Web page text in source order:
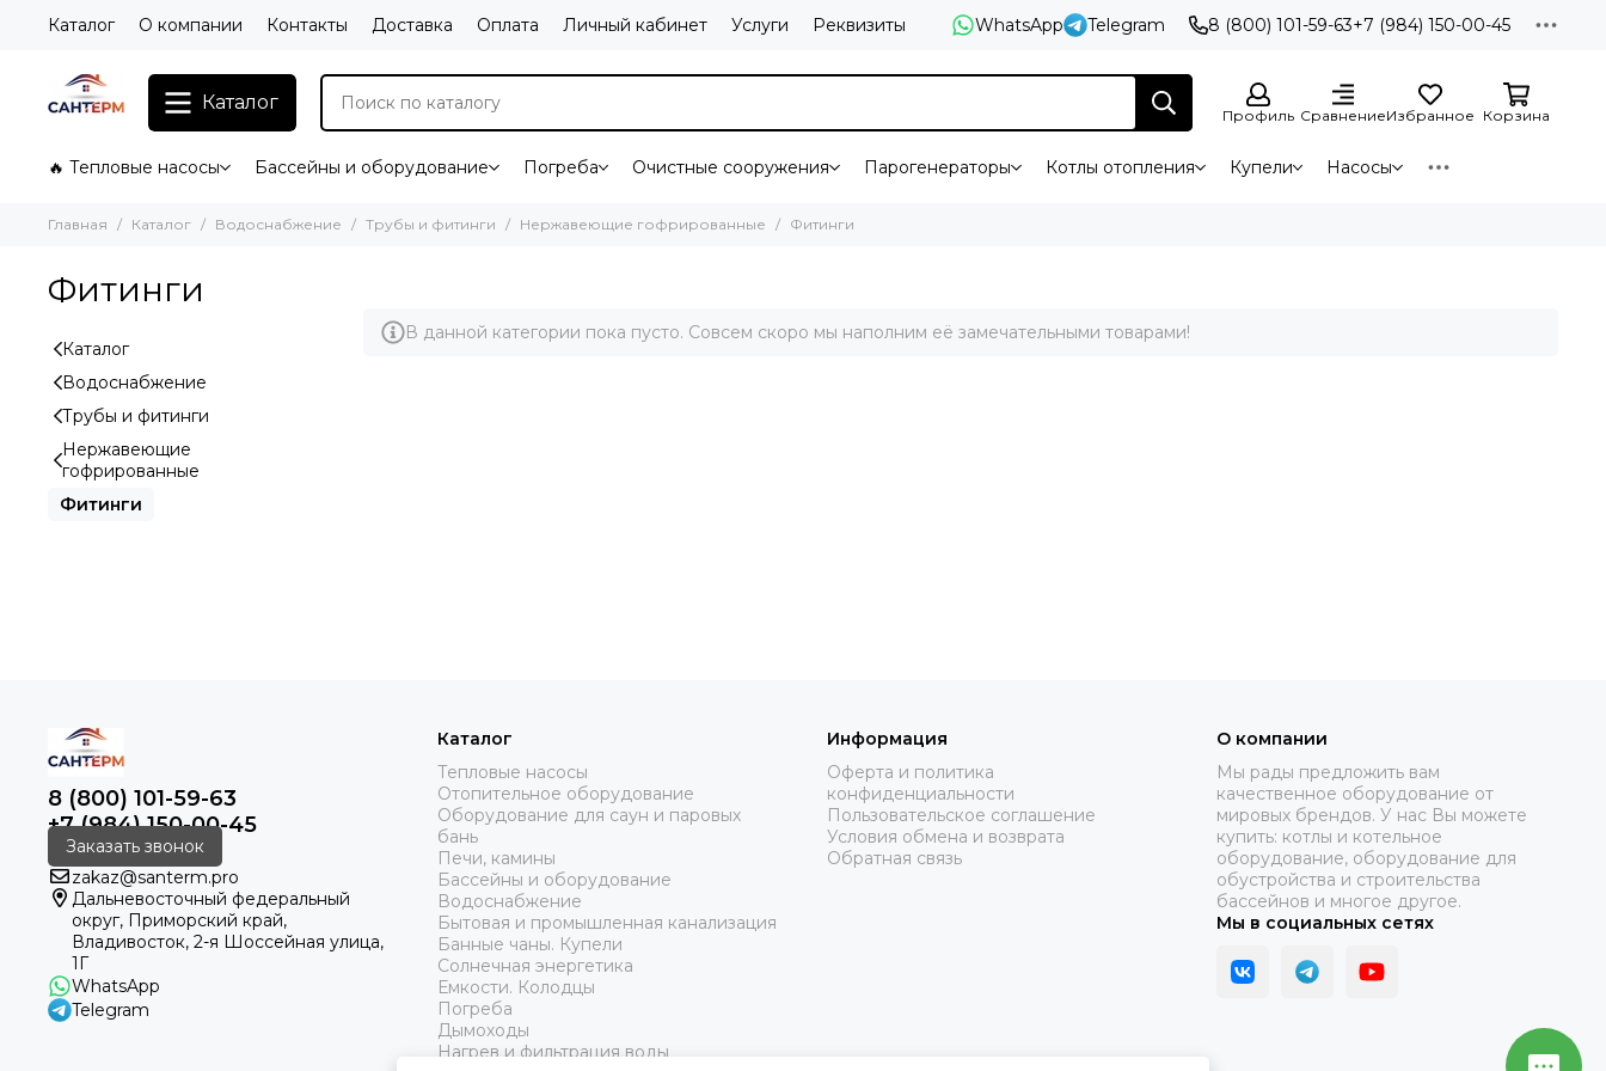
Каталог О компании Контакты Доставка Оплата Личный кабинет Услуги Реквизиты WhatsApp Telegram 8 (800) 101-59-63+7 (984) 150-00-45
Каталог
Профиль СравнениеИзбранное Корзина
🔥 Тепловые насосы Бассейны и оборудование Погреба Очистные сооружения Парогенераторы Котлы отопления Купели Насосы
Главная Каталог Водоснабжение Трубы и фитинги Нержавеющие гофрированные Фитинги
Фитинги
В данной категории пока пусто. Совсем скоро мы наполним её замечательными товарами!
Каталог
Водоснабжение
Трубы и фитинги
Нержавеющие
гофрированные
Фитинги
8 (800) 101-59-63
+7 (984) 150-00-45
Заказать звонок
zakaz@santerm.pro
Дальневосточный федеральный
округ, Приморский край,
Владивосток, 2-я Шоссейная улица,
1Г
WhatsApp
Telegram
Каталог
Тепловые насосы
Отопительное оборудование
Оборудование для саун и паровых
бань
Печи, камины
Бассейны и оборудование
Водоснабжение
Бытовая и промышленная канализация
Банные чаны. Купели
Солнечная энергетика
Емкости. Колодцы
Погреба
Дымоходы
Нагрев и фильтрация воды
Информация
Оферта и политика
конфиденциальности
Пользовательское соглашение
Условия обмена и возврата
Обратная связь
О компании
Мы рады предложить вам
качественное оборудование от
мировых брендов. У нас Вы можете
купить: котлы и котельное
оборудование, оборудование для
обустройства и строительства
бассейнов и многое другое.
Мы в социальных сетях